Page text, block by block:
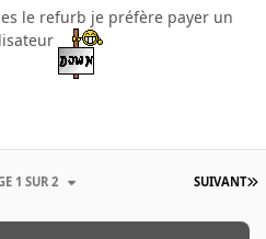
le refurb je préfère payer un
SUIVANT
1 SUR 2